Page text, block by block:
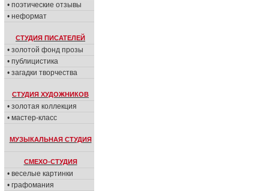
• поэтические отзывы
• неформат
СТУДИЯ ПИСАТЕЛЕЙ
• золотой фонд прозы
• публицистика
• загадки творчества
СТУДИЯ ХУДОЖНИКОВ
• золотая коллекция
• мастер-класс
МУЗЫКАЛЬНАЯ СТУДИЯ
СМЕХО-СТУДИЯ
• веселые картинки
• графомания